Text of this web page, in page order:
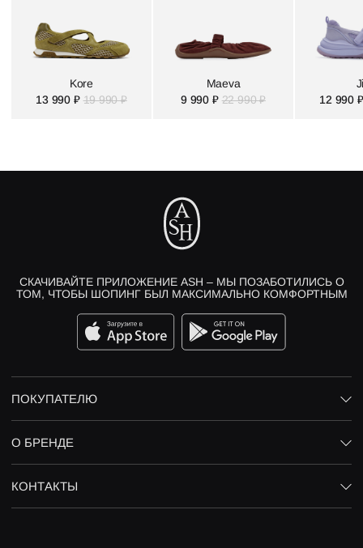
Kore
13 990 ₽ 19 990 ₽
Maeva
9 990 ₽ 22 990 ₽
12 990 ₽
СКАЧИВАЙТЕ ПРИЛОЖЕНИЕ ASH – МЫ ПОЗАБОТИЛИСЬ О
ТОМ, ЧТОБЫ ШОПИНГ БЫЛ МАКСИМАЛЬНО КОМФОРТНЫМ
ПОКУПАТЕЛЮ
О БРЕНДЕ
КОНТАКТЫ